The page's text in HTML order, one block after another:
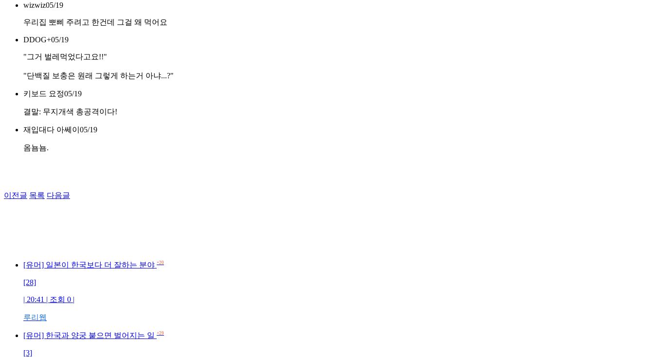
wizwiz05/19
우리집 뽀삐 주려고 한건데 그걸 왜 먹어요
DDOG+05/19
"그거 벌레먹었다고요!!"
"단백질 보충은 원래 그렇게 하는거 아냐...?"
키보드 요정05/19
결말: 무지개색 총공격이다!
재입대다 아쎄이 05/19
옴뇸뇸.
이전글 목록 다음글
[유머] 일본이 한국보다 더 잘하는 분야 +20
[28]
| 20:41 | 조회 0 |
루리웹
[유머] 한국과 양궁 붙으면 벌어지는 일 +29
[3]